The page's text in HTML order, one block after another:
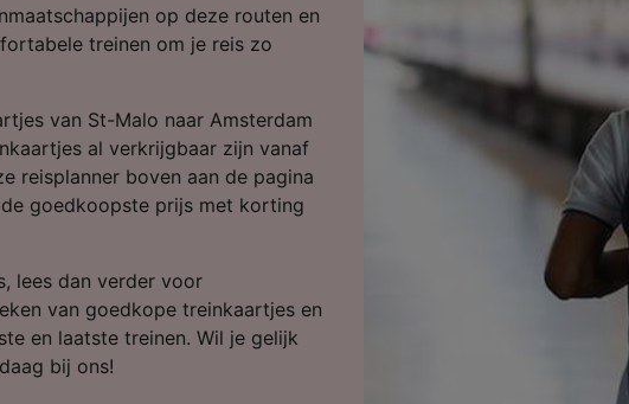
op deze routen en
treinen om je reis zo
van St-Malo naar Amsterdam
al verkrijgbaar zijn vanaf
reisplanner boven aan de pagina
goedkoopste prijs met korting
lees dan verder voor
van goedkope treinkaartjes en
en laatste treinen. Wil je gelijk
bij ons!